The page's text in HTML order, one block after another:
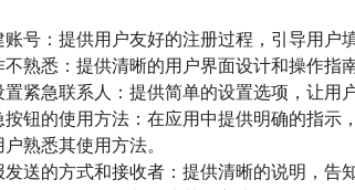
账号：提供用户友好的注册过程，引导用户
不熟悉：提供清晰的用户界面设计和操作指
置紧急联系人：提供简单的设置选项，让用
按钮的使用方法：在应用中提供明确的指
熟悉其使用方法。
发送的方式和接收者：提供清晰的说明，告